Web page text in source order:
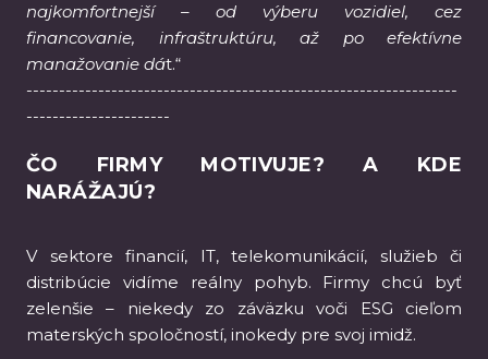
najkomfortnejší – od výberu vozidiel, cez
financovanie, infraštruktúru, až po efektívne
manažovanie dát.“
------------------------------------------------------------------
----------------------
ČO FIRMY MOTIVUJE? A KDE
NARÁŽAJÚ?
V sektore financií, IT, telekomunikácií, služieb či
distribúcie vidíme reálny pohyb. Firmy chcú byť
zelenšie – niekedy zo záväzku voči ESG cieľom
materských spoločností, inokedy pre svoj imidž.